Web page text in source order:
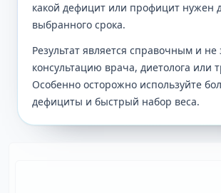
какой дефицит или профицит нужен
выбранного срока.
Результат является справочным и не
консультацию врача, диетолога или
Особенно осторожно используйте
дефициты и быстрый набор веса.